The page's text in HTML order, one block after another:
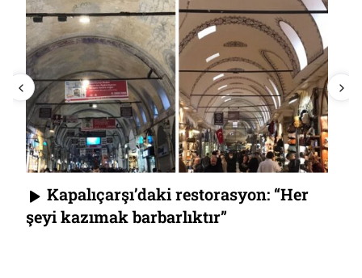
Kapalıçarşı’daki restorasyon: “Her
şeyi kazımak barbarlıktır”